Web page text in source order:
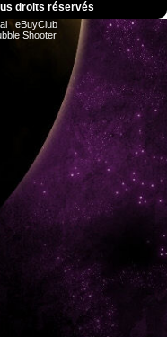
droits réservés
eBuyClub
Shooter